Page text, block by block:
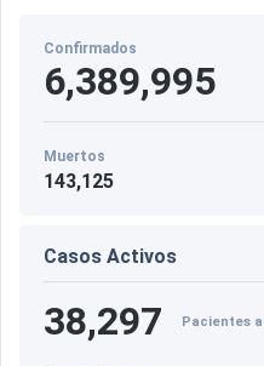
Confirmados
6,389,995
Muertos
143,125
Casos Activos
38,297 Pacientes